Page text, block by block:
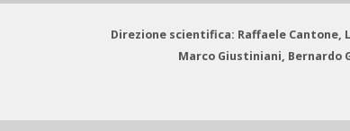
Direzione scientifica: Raffaele Cantone,
Marco Giustiniani, Bernardo